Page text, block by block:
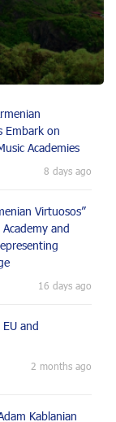
Embark on
Academies
8 days ago
Virtuosos”
and
16 days ago
and
2 months ago
Kablanian